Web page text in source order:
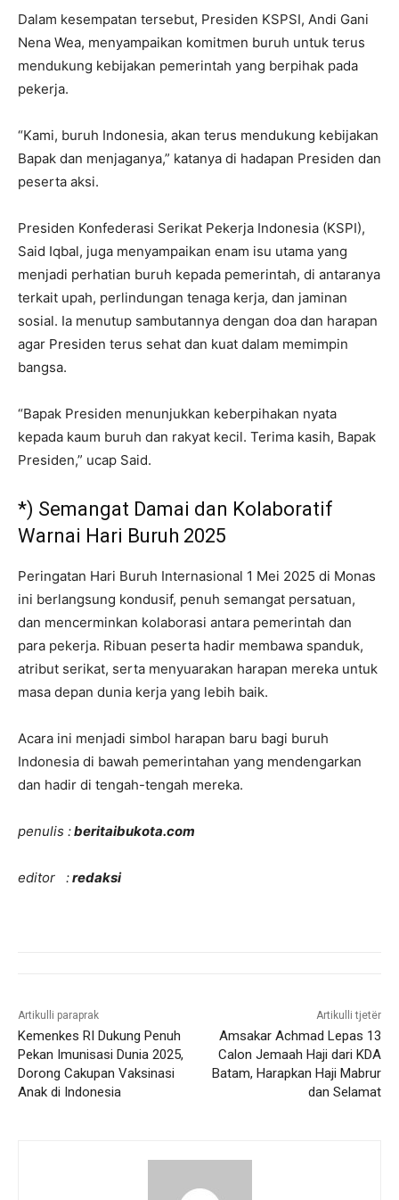
Dalam kesempatan tersebut, Presiden KSPSI, Andi Gani
Nena Wea, menyampaikan komitmen buruh untuk terus
mendukung kebijakan pemerintah yang berpihak pada
pekerja.
“Kami, buruh Indonesia, akan terus mendukung kebijakan
Bapak dan menjaganya,” katanya di hadapan Presiden dan
peserta aksi.
Presiden Konfederasi Serikat Pekerja Indonesia (KSPI),
Said Iqbal, juga menyampaikan enam isu utama yang
menjadi perhatian buruh kepada pemerintah, di antaranya
terkait upah, perlindungan tenaga kerja, dan jaminan
sosial. Ia menutup sambutannya dengan doa dan harapan
agar Presiden terus sehat dan kuat dalam memimpin
bangsa.
“Bapak Presiden menunjukkan keberpihakan nyata
kepada kaum buruh dan rakyat kecil. Terima kasih, Bapak
Presiden,” ucap Said.
*) Semangat Damai dan Kolaboratif
Warnai Hari Buruh 2025
Peringatan Hari Buruh Internasional 1 Mei 2025 di Monas
ini berlangsung kondusif, penuh semangat persatuan,
dan mencerminkan kolaborasi antara pemerintah dan
para pekerja. Ribuan peserta hadir membawa spanduk,
atribut serikat, serta menyuarakan harapan mereka untuk
masa depan dunia kerja yang lebih baik.
Acara ini menjadi simbol harapan baru bagi buruh
Indonesia di bawah pemerintahan yang mendengarkan
dan hadir di tengah-tengah mereka.
penulis :beritaibukota.com
editor :redaksi
Artikulli paraprak
Kemenkes RI Dukung Penuh
Pekan Imunisasi Dunia 2025,
Dorong Cakupan Vaksinasi
Anak di Indonesia
Artikulli tjetër
Amsakar Achmad Lepas 13
Calon Jemaah Haji dari KDA
Batam, Harapkan Haji Mabrur
dan Selamat